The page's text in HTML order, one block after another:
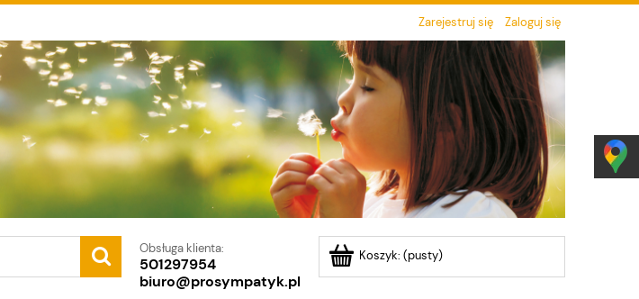
Zarejestruj się Zaloguj się
Koszyk: (pusty)
Obsługa klienta:
501297954
biuro@prosympatyk.pl